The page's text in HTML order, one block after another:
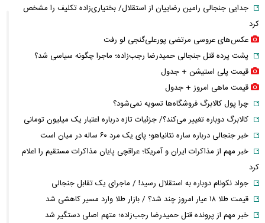
جدایی جنجالی رامین رضاییان از استقلال/ بختیاری‌زاده تکلیف را مشخص
کرد
عکس‌های عروسی مرتضی پورعلی‌گنجی لو رفت
پشت پرده قتل جنجالی حمیدرضا رجب‌زاده؛ ماجرا چگونه سیاسی شد؟
قیمت پلی استیشن + جدول
قیمت ماهی امروز + جدول
چرا پول کالابرگ فروشگاه‌ها تسویه نمی‌شود؟
کالابرگ دوباره تغییر می‌کند؟/ جزئیات تازه درباره اعتبار یک میلیون تومانی
خبر جنجالی درباره ساره نتانیاهو؛ پای یک مرد ۶۰ ساله در میان است
خبر مهم از مذاکرات ایران و آمریکا؛ عراقچی پایان مذاکرات مستقیم را اعلام
کرد
جواد نکونام دوباره به استقلال رسید! / ماجرای یک تقابل جنجالی
قیمت طلا ۱۸ عیار امروز چند شد؟ / بازار طلا وارد مسیر کاهشی شد
خبر مهم از پرونده قتل حمیدرضا رجب‌زاده؛ متهم اصلی دستگیر شد